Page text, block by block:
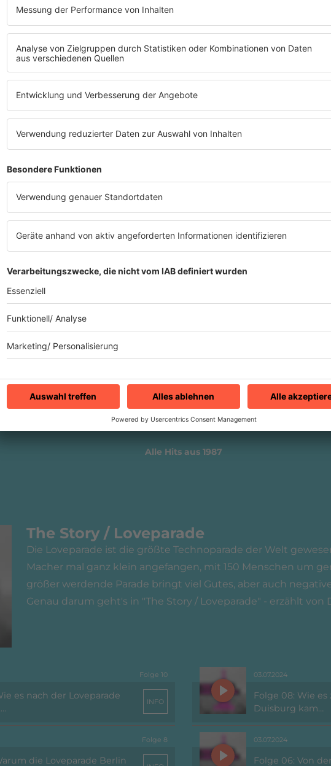
Mehr Hits aus 1987
1987
Die Geschichte zu einem Song, der ein
ganzes Genre revolutioniert hat: den bis
dahin knallharten, männlichen Rap.
mehr lesen
Alle Hits aus 1987
The Story / Loveparade
Die Loveparade ist die größte Technoparade der Welt
Macher mal ganz klein angefangen, mit 150 Menschen um
größer werdende Parade bringt viel Gutes, aber auch
Genau darum geht's in "The Story / Loveparade" - erzählt von
Folge 10
es nach der Loveparade
INFO
03.07.2024
Folge 08: Wie
Duisburg kam…
Folge 8
die Loveparade Berlin
03.07.2024
Folge 06: Von